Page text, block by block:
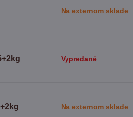
Na externom sklade
Vypredané
Na externom sklade